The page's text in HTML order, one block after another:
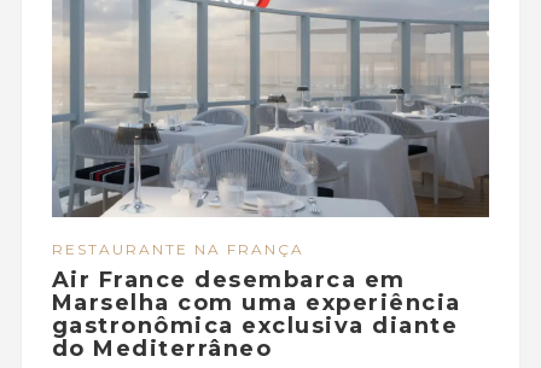
RESTAURANTE NA FRANÇA
Air France desembarca em
Marselha com uma experiência
gastronômica exclusiva diante
do Mediterrâneo